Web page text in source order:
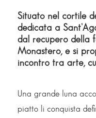
Situato nel cortile
dedicata a
dal recupero della
Monastero, e si
incontro tra arte,
Una grande luna
piatto li conquista